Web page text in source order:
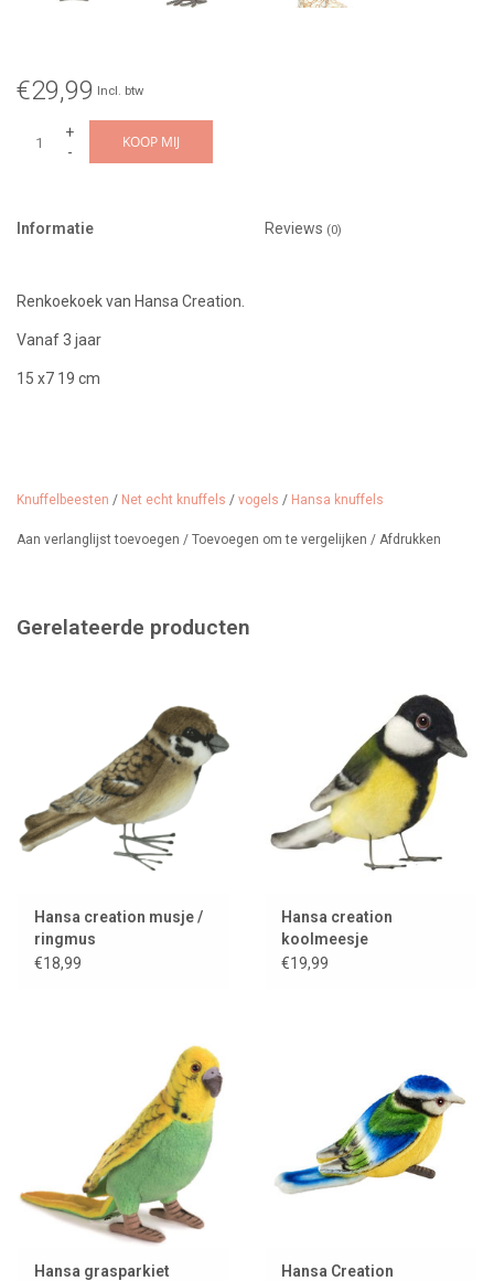
€29,99 Incl. btw
+
-
KOOP MIJ
Informatie Reviews (0)
Renkoekoek van Hansa Creation.
Vanaf 3 jaar
15 x7 19 cm
Knuffelbeesten / Net echt knuffels / vogels / Hansa knuffels
Aan verlanglijst toevoegen / Toevoegen om te vergelijken / Afdrukken
Gerelateerde producten
Hansa creation musje /
ringmus
€18,99
Hansa creation
koolmeesje
€19,99
Hansa grasparkiet
Hansa Creation